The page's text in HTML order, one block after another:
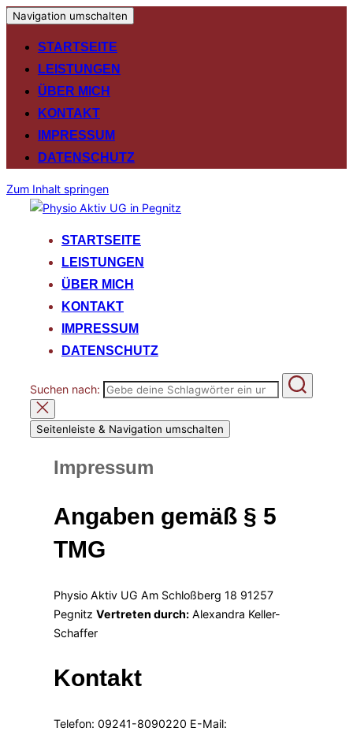
Navigation umschalten
STARTSEITE
LEISTUNGEN
ÜBER MICH
KONTAKT
IMPRESSUM
DATENSCHUTZ
Zum Inhalt springen
STARTSEITE
LEISTUNGEN
ÜBER MICH
KONTAKT
IMPRESSUM
DATENSCHUTZ
Suchen nach:
Seitenleiste & Navigation umschalten
Impressum
Angaben gemäß § 5
TMG
Physio Aktiv UG Am Schloßberg 18 91257
Pegnitz Vertreten durch: Alexandra Keller-
Schaffer
Kontakt
Telefon: 09241-8090220 E-Mail: